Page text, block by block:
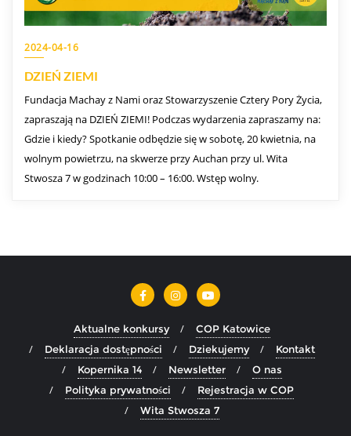
2024-04-16
DZIEŃ ZIEMI
Fundacja Machay z Nami oraz Stowarzyszenie Cztery Pory Życia,
zapraszają na DZIEŃ ZIEMI! Podczas wydarzenia zapraszamy na:
Gdzie i kiedy? Spotkanie odbędzie się w sobotę, 20 kwietnia, na
wolnym powietrzu, na skwerze przy Auchan przy ul. Wita
Stwosza 7 w godzinach 10:00 – 16:00. Wstęp wolny.
Aktualne konkursy
COP Katowice
Deklaracja dostępności
Dziekujemy
Kontakt
Kopernika 14
Newsletter
O nas
Polityka prywatności
Rejestracja w COP
Wita Stwosza 7